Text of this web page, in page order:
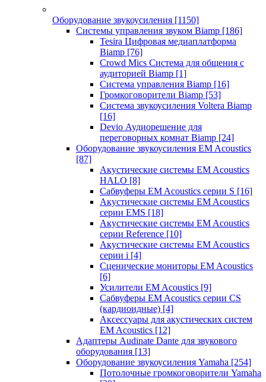
Оборудование звукоусиления [1150]
Системы управления звуком Biamp [186]
Tesira Цифровая медиаплатформа
Biamp [76]
Crowd Mics Система для общения с
аудиторией Biamp [1]
Система управления Biamp [16]
Громкоговорители Biamp [53]
Система звукоусиления Voltera Biamp
[16]
Devio Аудиорешение для
переговорных комнат Biamp [24]
Оборудование звукоусиления EM Acoustics
[87]
Акустические системы EM Acoustics
HALO [8]
Сабвуферы EM Acoustics серии S [16]
Акустические системы EM Acoustics
серии EMS [18]
Акустические системы EM Acoustics
серии Reference [10]
Акустические системы EM Acoustics
серии i [4]
Сценические мониторы EM Acoustics
[6]
Усилители EM Acoustics [9]
Сабвуферы EM Acoustics серии CS
(кардиоидные) [4]
Аксессуары для акустических систем
EM Acoustics [12]
Адаптеры Audinate Dante для звукового
оборудования [13]
Оборудование звукоусиления Yamaha [254]
Потолочные громкоговорители Yamaha